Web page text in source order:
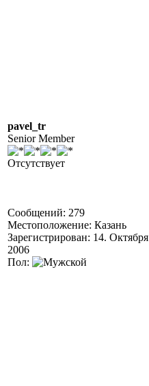
pavel_tr
Senior Member
Отсутствует
Сообщений: 279
Местоположение: Казань
Зарегистрирован: 14. Октября
2006
Пол: